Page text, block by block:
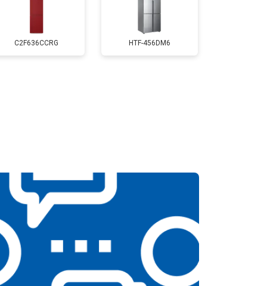
2550 ₽
C2F636CCRG HTF-456DM6